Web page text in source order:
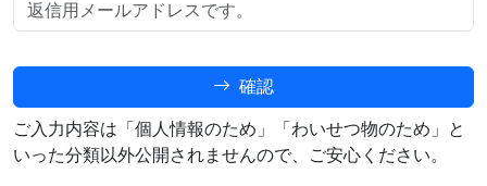
確認
ご入力内容は「個人情報のため」「わいせつ物のため」と
いった分類以外公開されませんので、ご安心ください。